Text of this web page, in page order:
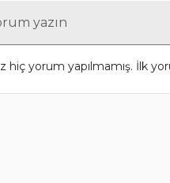
yazın
hiç yorum yapılmamış. İlk